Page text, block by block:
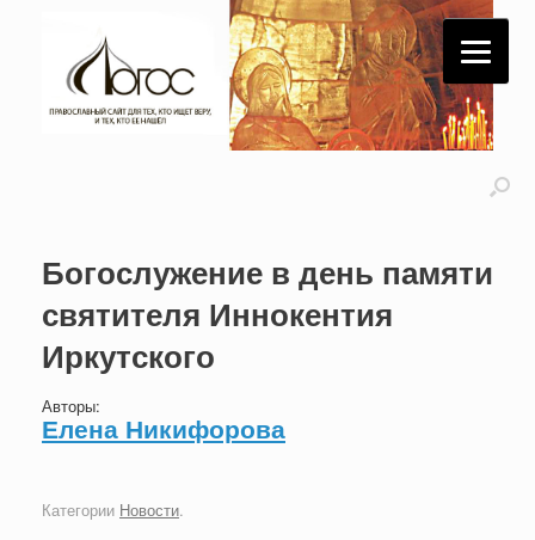
Богослужение в день памяти
святителя Иннокентия
Иркутского
Авторы:
Елена Никифорова
Категории Новости.